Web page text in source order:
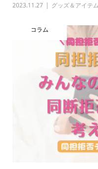
2023.11.27 グッズ＆アイテム
コラム